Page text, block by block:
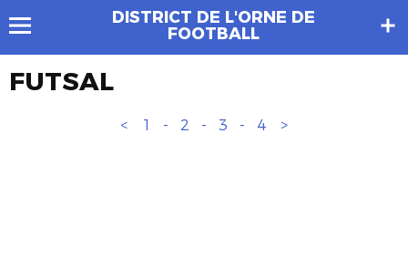
DISTRICT DE L'ORNE DE
FOOTBALL
FUTSAL
< 1 - 2 - 3 - 4 >